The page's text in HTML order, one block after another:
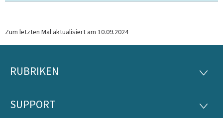
Zum letzten Mal aktualisiert am 10.09.2024
Footer
RUBRIKEN
SUPPORT